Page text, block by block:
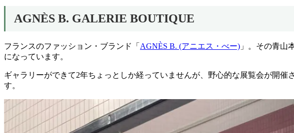
AGNÈS B. GALERIE BOUTIQUE
フランスのファッション・ブランド「 AGNÈS B. (アニエス・べー) 」。その青山
になっています。
ギャラリーができて2年ちょっとしか経っていませんが、野心的な展覧会が開
す。